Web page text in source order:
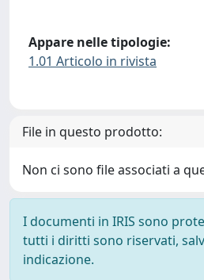
Appare nelle tipologie:
1.01 Articolo in rivista
File in questo prodotto:
Non ci sono file associati a
I documenti in IRIS sono
tutti i diritti sono riservati,
indicazione.